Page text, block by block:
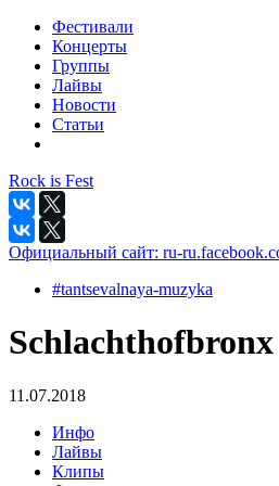
Фестивали
Концерты
Группы
Лайвы
Новости
Статьи
Rock is Fest
Официальный сайт: ru-
#tantsevalnaya-muzyka
Schlachthofbronx
11.07.2018
Инфо
Лайвы
Клипы